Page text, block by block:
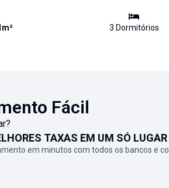
m² 3 Dormitórios
Fácil
TAXAS EM UM SÓ LUGAR
em minutos com todos os bancos e